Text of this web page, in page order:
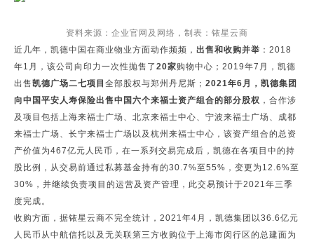
资料来源：企业官网及网络，制表：铱星云商
近几年，凯德中国在商业物业方面动作频频， 出售和收购并举 ：2018
年1月，该公司向印力一次性抛售了 20家购物中心；2019年7月，凯德
出售凯德广场二七项目 全部股权与郑州丹尼斯； 2021年6月，凯德集团
向中国平安人寿保险出售中国六个来福士资产组合的部分股权 ，合作涉
及项目包括上海来福士广场、北京来福士中心、宁波来福士广场、成都
来福士广场、长宁来福士广场以及杭州来福士中心，该资产组合的总资
产价值为467亿元人民币，在一系列交易完成后，凯德在各项目中的持
股比例，从交易前通过私募基金持有的30.7%至55%，变更为12.6%至
30%，并继续负责项目的运营及资产管理，此交易预计于2021年三季
度完成。
收购方面，据铱星云商不完全统计，2021年4月，凯德集团以36.6亿元
人民币从中航信托以及无关联第三方收购位于上海市闵行区的总建面为